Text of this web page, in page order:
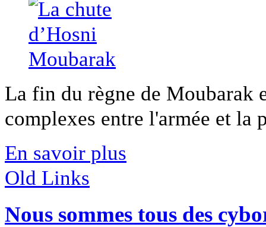
La fin du règne de Moubarak
complexes entre l'armée et la
En savoir plus
Old Links
Nous sommes tous des